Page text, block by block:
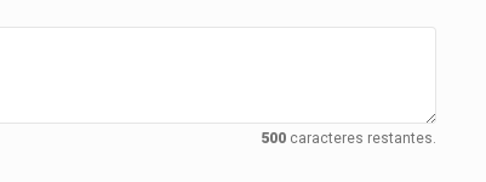
500caracteres restantes.
Duplasena